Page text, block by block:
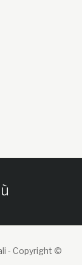
- Copyright ©